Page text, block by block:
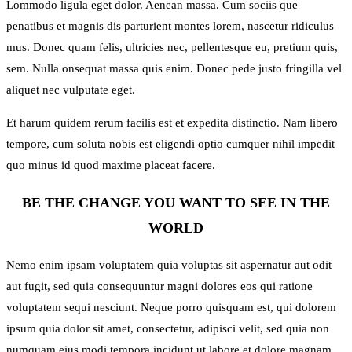
Lommodo ligula eget dolor. Aenean massa. Cum sociis que
penatibus et magnis dis parturient montes lorem, nascetur ridiculus
mus. Donec quam felis, ultricies nec, pellentesque eu, pretium quis,
sem. Nulla onsequat massa quis enim. Donec pede justo fringilla vel
aliquet nec vulputate eget.
Et harum quidem rerum facilis est et expedita distinctio. Nam libero
tempore, cum soluta nobis est eligendi optio cumquer nihil impedit
quo minus id quod maxime placeat facere.
BE THE CHANGE YOU WANT TO SEE IN THE
WORLD
Nemo enim ipsam voluptatem quia voluptas sit aspernatur aut odit
aut fugit, sed quia consequuntur magni dolores eos qui ratione
voluptatem sequi nesciunt. Neque porro quisquam est, qui dolorem
ipsum quia dolor sit amet, consectetur, adipisci velit, sed quia non